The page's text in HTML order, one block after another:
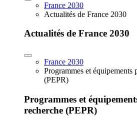
France 2030
Actualités de France 2030
Actualités de France 2030
France 2030
Programmes et équipements
(PEPR)
Programmes et
recherche (PEPR)